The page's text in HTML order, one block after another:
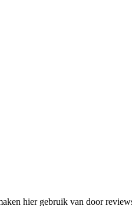
hier gebruik van door